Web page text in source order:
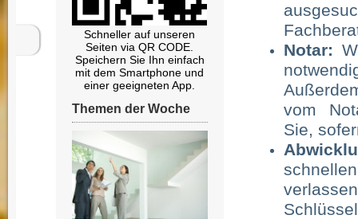
Schneller auf unseren
Seiten via QR CODE.
Speichern Sie Ihn einfach
mit dem Smartphone und
einer geeigneten App.
Themen der Woche
Notar:
vom
Sie,